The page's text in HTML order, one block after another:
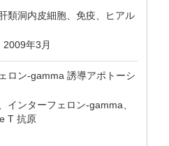
類洞内皮細胞、免疫、ヒアル
2009年3月
ロン-gamma 誘導アポトーシ
インターフェロン-gamma、
T 抗原